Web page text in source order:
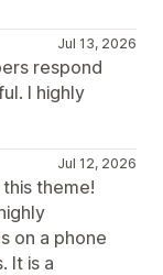
Jul 13, 2026
respond
I highly
Jul 12, 2026
theme!
on a phone
It is a